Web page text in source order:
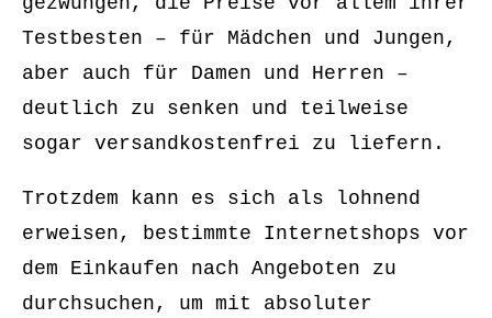
Testbesten – für Mädchen und Jungen,
aber auch für Damen und Herren –
deutlich zu senken und teilweise
sogar versandkostenfrei zu liefern.
Trotzdem kann es sich als lohnend
erweisen, bestimmte Internetshops vor
dem Einkaufen nach Angeboten zu
durchsuchen, um mit absoluter